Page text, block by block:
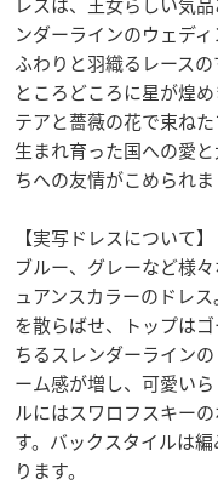
ンダーラインのウェディ
ふわりと羽織るレースの
ところどころに星が煌
テアと薔薇の花で束ねた
生まれ育った国への愛
ちへの友情がこめられま
【実写ドレスについて】
ブルー、グレーなど様
ュアンスカラーのドレ
を散らばせ、トップは
ちるスレンダーライン
ーム感が増し、可愛い
ルにはスワロフスキー
す。バックスタイルは
ります。